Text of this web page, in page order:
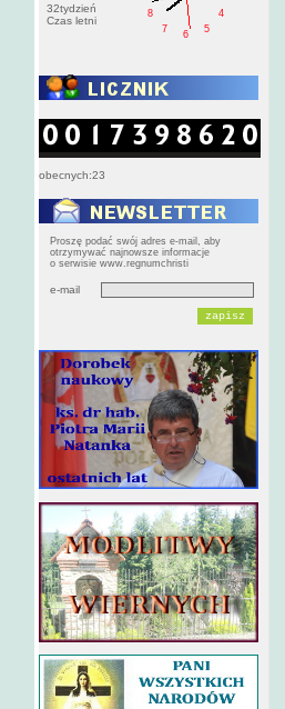
32tydzień
Czas letni
4
5
6
7
8
obecnych:23
Proszę podać swój adres e-mail, aby
otrzymywać najnowsze informacje
o serwisie www.regnumchristi
e-mail